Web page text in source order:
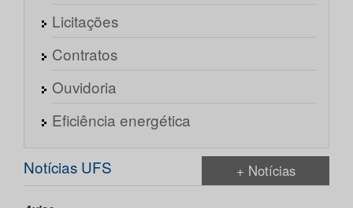
Licitações
Contratos
Ouvidoria
Eficiência energética
Notícias UFS + Notícias